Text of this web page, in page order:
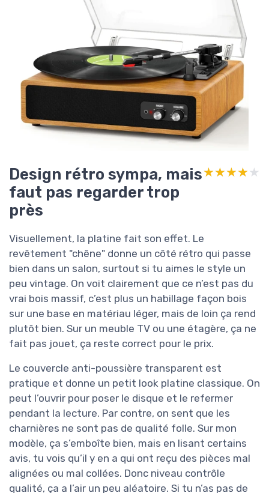
Design rétro sympa, mais
faut pas regarder trop
près
★★★★★
★★★★★
Visuellement, la platine fait son effet. Le
revêtement "chêne" donne un côté rétro qui passe
bien dans un salon, surtout si tu aimes le style un
peu vintage. On voit clairement que ce n’est pas du
vrai bois massif, c’est plus un habillage façon bois
sur une base en matériau léger, mais de loin ça rend
plutôt bien. Sur un meuble TV ou une étagère, ça ne
fait pas jouet, ça reste correct pour le prix.
Le couvercle anti-poussière transparent est
pratique et donne un petit look platine classique. On
peut l’ouvrir pour poser le disque et le refermer
pendant la lecture. Par contre, on sent que les
charnières ne sont pas de qualité folle. Sur mon
modèle, ça s’emboîte bien, mais en lisant certains
avis, tu vois qu’il y en a qui ont reçu des pièces mal
alignées ou mal collées. Donc niveau contrôle
qualité, ça a l’air un peu aléatoire. Si tu n’as pas de